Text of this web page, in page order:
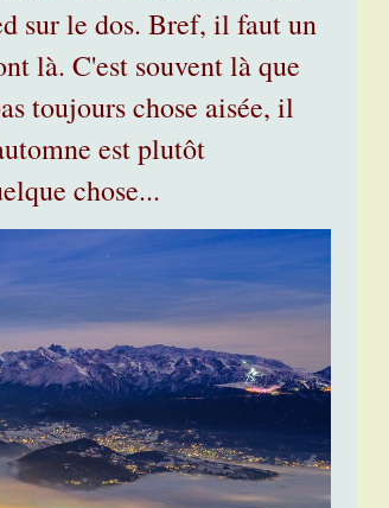
sur le dos. Bref, il faut un
là. C'est souvent là que
toujours chose aisée, il
est plutôt
chose...